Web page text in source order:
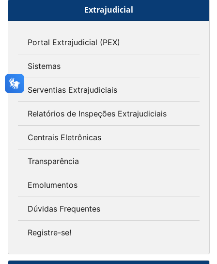
Extrajudicial
Portal Extrajudicial (PEX)
Sistemas
Serventias Extrajudiciais
Relatórios de Inspeções Extrajudiciais
Centrais Eletrônicas
Transparência
Emolumentos
Dúvidas Frequentes
Registre-se!